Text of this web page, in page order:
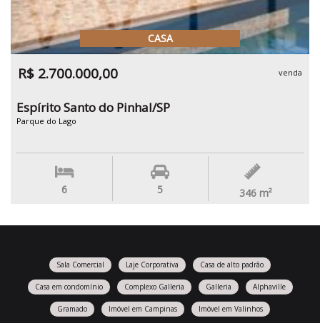
CASA
R$ 2.700.000,00 venda
Espírito Santo do Pinhal/SP
Parque do Lago
6 5 346 m²
Sala Comercial Laje Corporativa Casa de alto padrão
Casa em condomínio Complexo Galleria Galleria Alphaville
Gramado Imóvel em Campinas Imóvel em Valinhos